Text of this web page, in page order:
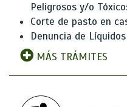
Peligrosos y/o
Corte de pasto en
Denuncia de
MÁS TRÁMITES